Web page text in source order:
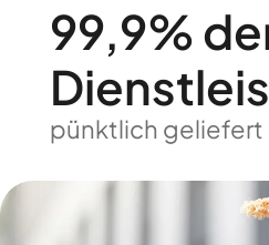
99,9%
pünktlich geliefert